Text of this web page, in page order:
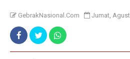
GebrakNasional.Com Jumat,